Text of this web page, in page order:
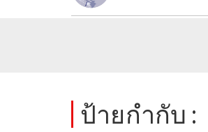
ป้ายกำกับ :